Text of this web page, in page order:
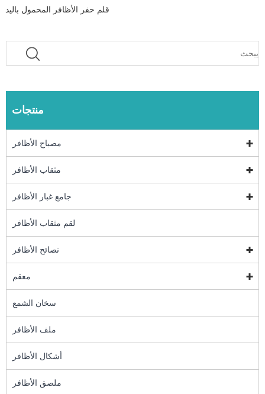
قلم حفر الأظافر المحمول باليد
منتجات
مصباح الأظافر
مثقاب الأظافر
جامع غبار الأظافر
لقم مثقاب الأظافر
نصائح الأظافر
معقم
سخان الشمع
ملف الأظافر
أشكال الأظافر
ملصق الأظافر